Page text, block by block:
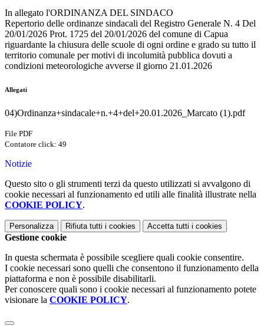
In allegato l'ORDINANZA DEL SINDACO
Repertorio delle ordinanze sindacali del Registro Generale N. 4 Del
20/01/2026 Prot. 1725 del 20/01/2026 del comune di Capua
riguardante la chiusura delle scuole di ogni ordine e grado su tutto il
territorio comunale per motivi di incolumità pubblica dovuti a
condizioni meteorologiche avverse il giorno 21.01.2026
Allegati
04)Ordinanza+sindacale+n.+4+del+20.01.2026_Marcato (1).pdf
File PDF
Contatore click: 49
Notizie
Questo sito o gli strumenti terzi da questo utilizzati si avvalgono di
cookie necessari al funzionamento ed utili alle finalità illustrate nella
COOKIE POLICY.
Personalizza Rifiuta tutti i cookies Accetta tutti i cookies
Gestione cookie
In questa schermata è possibile scegliere quali cookie consentire.
I cookie necessari sono quelli che consentono il funzionamento della
piattaforma e non è possibile disabilitarli.
Per conoscere quali sono i cookie necessari al funzionamento potete
visionare la COOKIE POLICY.